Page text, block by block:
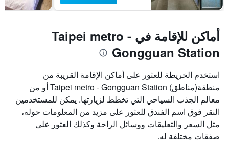
أماكن للإقامة في Taipei metro -
Gongguan Station
استخدم الخريطة للعثور على أماكن الإقامة القريبة من
منطقة(مناطق) Taipei metro - Gongguan Station أو من
معالم الجذب السياحي التي تخطط لزيارتها. يمكن للمستخدمين
النقر فوق اسم الفندق للعثور على مزيد من المعلومات حوله،
مثل السعر والتعليقات ووسائل الراحة وكذلك العثور على
صفقات مختلفة له.